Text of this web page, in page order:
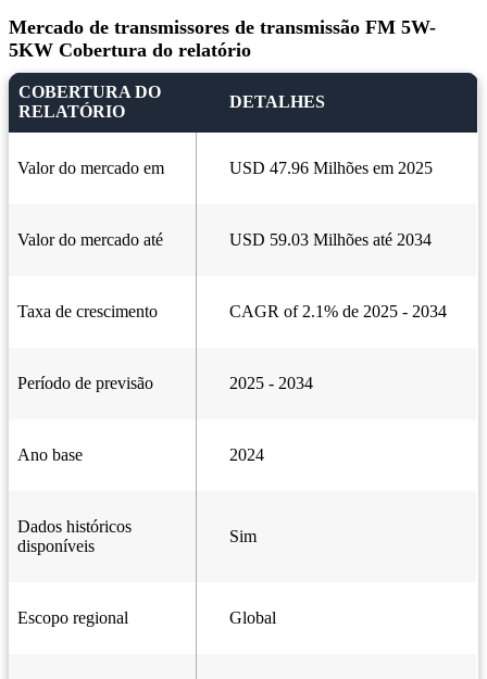
Mercado de transmissores de transmissão FM 5W-
5KW Cobertura do relatório
COBERTURA DO
RELATÓRIO
DETALHES
Valor do mercado em USD 47.96 Milhões em 2025
Valor do mercado até USD 59.03 Milhões até 2034
Taxa de crescimento CAGR of 2.1% de 2025 - 2034
Período de previsão 2025 - 2034
Ano base 2024
Dados históricos
disponíveis
Sim
Escopo regional Global